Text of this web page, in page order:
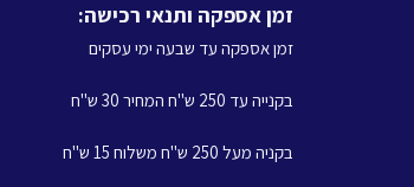
זמן אספקה ותנאי רכישה:
זמן אספקה עד שבעה ימי עסקים
בקנייה עד 250 ש"ח המחיר 30 ש"ח
בקניה מעל 250 ש"ח משלוח 15 ש"ח